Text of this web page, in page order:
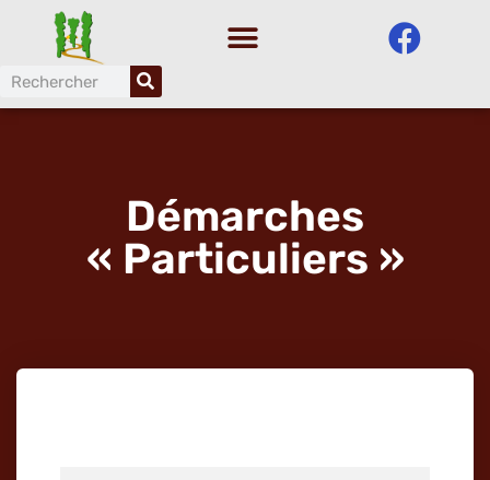
au
contenu
Démarches
« Particuliers »